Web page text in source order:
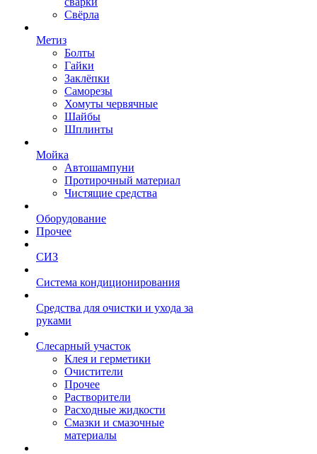
Свёрла
Метиз
Болты
Гайки
Заклёпки
Саморезы
Хомуты червячные
Шайбы
Шплинты
Мойка
Автошампуни
Протирочный материал
Чистящие средства
Оборудование
Прочее
СИЗ
Система кондиционирования
Средства для очистки и ухода за
руками
Слесарный участок
Клея и герметики
Очистители
Прочее
Растворители
Расходные жидкости
Смазки и смазочные
материалы